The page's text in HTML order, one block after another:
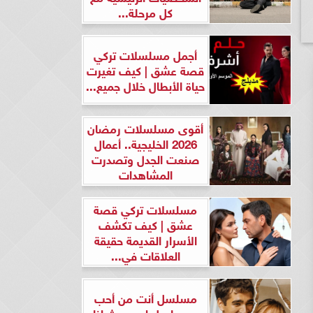
كل مرحلة...
أجمل مسلسلات تركي
قصة عشق | كيف تغيرت
حياة الأبطال خلال جميع...
أقوى مسلسلات رمضان
2026 الخليجية.. أعمال
صنعت الجدل وتصدرت
المشاهدات
مسلسلات تركي قصة
عشق | كيف تكشف
الأسرار القديمة حقيقة
العلاقات في...
مسلسل أنت من أحب